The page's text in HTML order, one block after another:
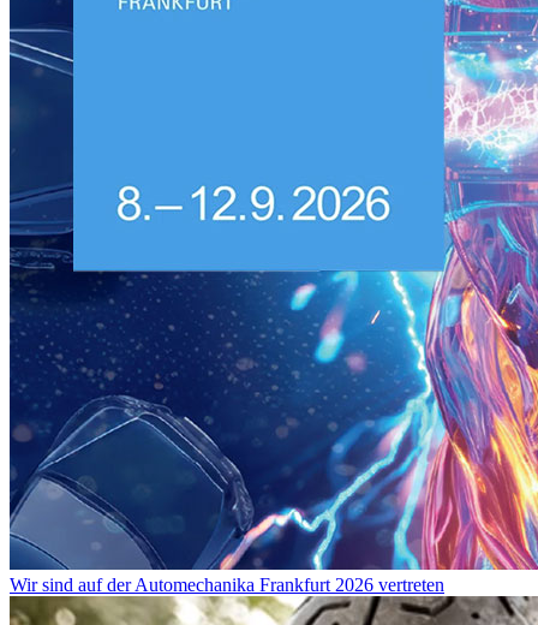
Wir sind auf der Automechanika Frankfurt 2026 vertreten